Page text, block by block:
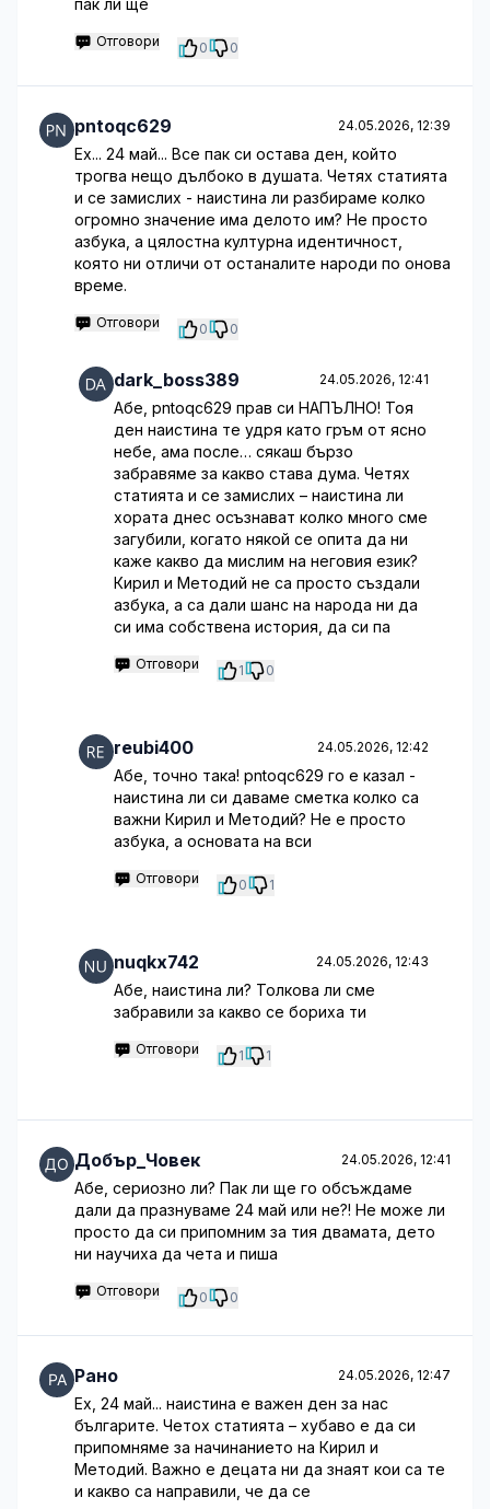
пак ли ще
Отговори 0 0
pntoqc629 24.05.2026, 12:39
Ех... 24 май... Все пак си остава ден, който
трогва нещо дълбоко в душата. Четях статията
и се замислих - наистина ли разбираме колко
огромно значение има делото им? Не просто
азбука, а цялостна културна идентичност,
която ни отличи от останалите народи по онова
време.
Отговори 0 0
dark_boss389 24.05.2026, 12:41
Абе, pntoqc629 прав си НАПЪЛНО! Тоя
ден наистина те удря като гръм от ясно
небе, ама после… сякаш бързо
забравяме за какво става дума. Четях
статията и се замислих – наистина ли
хората днес осъзнават колко много сме
загубили, когато някой се опита да ни
каже какво да мислим на неговия език?
Кирил и Методий не са просто създали
азбука, а са дали шанс на народа ни да
си има собствена история, да си па
Отговори 1 0
reubi400 24.05.2026, 12:42
Абе, точно така! pntoqc629 го е казал -
наистина ли си даваме сметка колко са
важни Кирил и Методий? Не е просто
азбука, а основата на вси
Отговори 0 1
nuqkx742 24.05.2026, 12:43
Абе, наистина ли? Толкова ли сме
забравили за какво се бориха ти
Отговори 1 1
Добър_Човек 24.05.2026, 12:41
Абе, сериозно ли? Пак ли ще го обсъждаме
дали да празнуваме 24 май или не?! Не може ли
просто да си припомним за тия двамата, дето
ни научиха да чета и пиша
Отговори 0 0
Рано 24.05.2026, 12:47
Ех, 24 май... наистина е важен ден за нас
българите. Четох статията – хубаво е да си
припомняме за начинанието на Кирил и
Методий. Важно е децата ни да знаят кои са те
и какво са направили, че да се